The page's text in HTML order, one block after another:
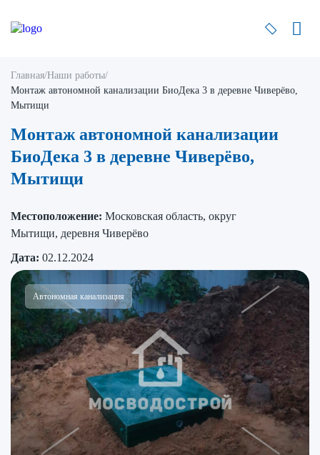
Главная/Наши работы/
Монтаж автономной канализации БиоДека 3 в деревне Чиверёво,
Мытищи
Монтаж автономной канализации
БиоДека 3 в деревне Чиверёво,
Мытищи
Местоположение: Московская область, округ
Мытищи, деревня Чиверёво
Дата: 02.12.2024
Автономная канализация